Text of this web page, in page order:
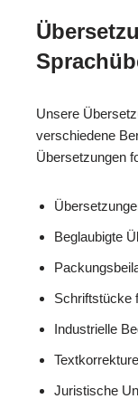
Unsere
verschiedene
Übersetzungen
Beglaubigte
Schriftstücke
Industrielle
Juristische